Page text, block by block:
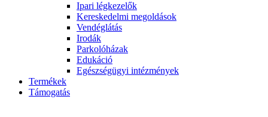
Ipari légkezelők
Kereskedelmi megoldások
Vendéglátás
Irodák
Parkolóházak
Edukáció
Egészségügyi intézmények
Termékek
Támogatás